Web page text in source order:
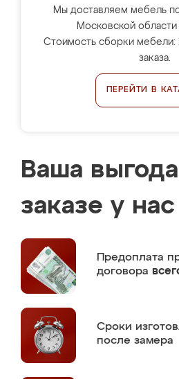
Мы доставляем мебель
Московской области
Стоимость сборки мебели:
заказа.
ПЕРЕЙТИ В
Ваша
заказе у нас
Предоплата
договора
Сроки
после замера